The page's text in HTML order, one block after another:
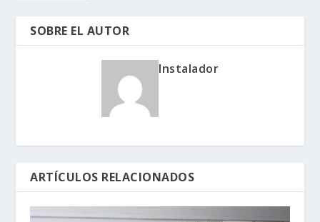
SOBRE EL AUTOR
Instalador
ARTÍCULOS RELACIONADOS